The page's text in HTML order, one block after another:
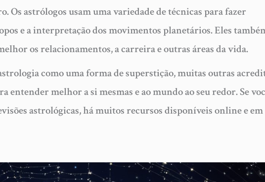
Os astrólogos usam uma variedade de técnicas para fazer
e a interpretação dos movimentos planetários. Eles
os relacionamentos, a carreira e outras áreas da vida.
como uma forma de superstição, muitas outras
melhor a si mesmas e ao mundo ao seu redor. Se
astrológicas, há muitos recursos disponíveis online e em